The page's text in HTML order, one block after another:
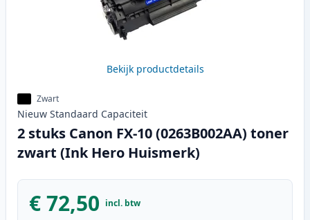
Bekijk productdetails
Zwart
Nieuw Standaard Capaciteit
2 stuks Canon FX-10 (0263B002AA) toner
zwart (Ink Hero Huismerk)
€ 72,50 incl. btw